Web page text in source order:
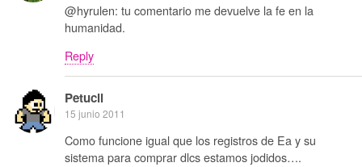
@hyrulen: tu comentario me devuelve la fe en la
humanidad.
Reply
Petucli
15 junio 2011
Como funcione igual que los registros de Ea y su
sistema para comprar dlcs estamos jodidos….